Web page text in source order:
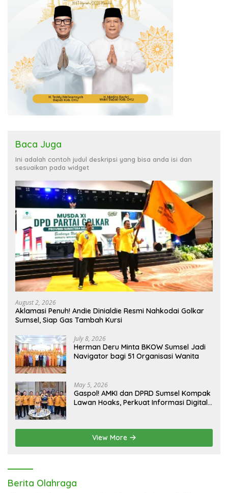
Baca Juga
Ini adalah contoh judul deskripsi yang bisa anda isi dan
sesuaikan pada widget
August 2, 2026
Aklamasi Penuh! Andie Dinialdie Resmi Nahkodai Golkar
Sumsel, Siap Gas Tambah Kursi
July 8, 2026
Herman Deru Minta BKOW Sumsel Jadi
Navigator bagi 51 Organisasi Wanita
May 5, 2026
Gaspol! AMKI dan DPRD Sumsel Kompak
Lawan Hoaks, Perkuat Informasi Digital
View More
Berita Olahraga